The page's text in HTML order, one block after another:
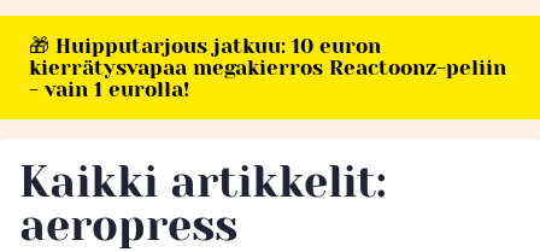
🎁 Huipputarjous jatkuu: 10 euron
kierrätysvapaa megakierros Reactoonz-peliin
- vain 1 eurolla!
Kaikki artikkelit:
aeropress